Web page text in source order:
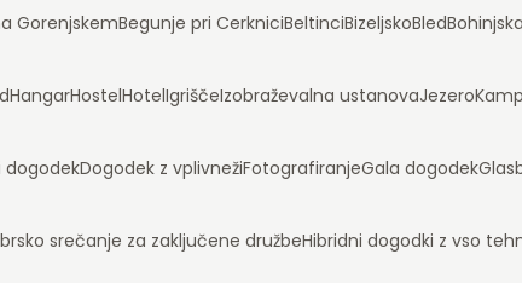
GorenjskemBegunje pri CerkniciBeltinciBizeljskoBled
HangarHostelHotelIgriščeIzobraževalna ustanovaJezeroKamp
dogodekDogodek z vplivnežiFotografiranjeGala dogodek
srečanje za zaključene družbeHibridni dogodki z vso